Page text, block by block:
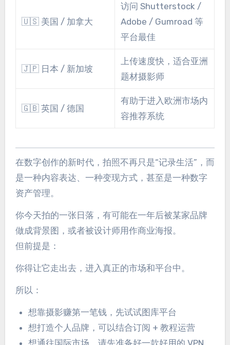
🇺🇸 美国 / 加拿大
访问 Shutterstock /
Adobe / Gumroad 等
平台最佳
🇯🇵 日本 / 新加坡
上传速度快，适合亚洲
题材摄影师
🇬🇧 英国 / 德国
有助于进入欧洲市场内
容推荐系统
在数字创作的新时代，拍照不再只是“记录生活”，而
是一种内容表达、一种变现方式，甚至是一种数字
资产管理。
你今天拍的一张日落，有可能在一年后被某家品牌
做成背景图，或者被设计师用作商业海报。
但前提是：
你得让它走出去，进入真正的市场和平台中。
所以：
想靠摄影赚第一笔钱，先试试图库平台
想打造个人品牌，可以结合订阅 + 教程运营
想通往国际市场，请先准备好一款好用的 VPN